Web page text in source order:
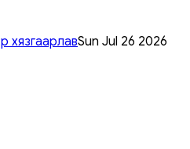
хязгаарлавSun Jul 26 2026